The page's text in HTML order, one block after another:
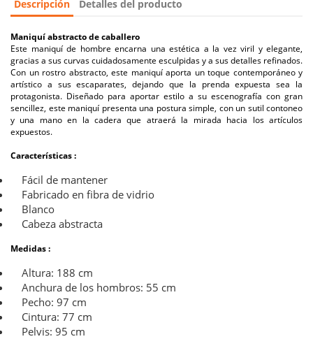
Descripción Detalles del producto
Maniquí abstracto de caballero
Este maniquí de hombre encarna una estética a la vez viril y elegante,
gracias a sus curvas cuidadosamente esculpidas y a sus detalles refinados.
Con un rostro abstracto, este maniquí aporta un toque contemporáneo y
artístico a sus escaparates, dejando que la prenda expuesta sea la
protagonista. Diseñado para aportar estilo a su escenografía con gran
sencillez, este maniquí presenta una postura simple, con un sutil contoneo
y una mano en la cadera que atraerá la mirada hacia los artículos
expuestos.
Características :
Fácil de mantener
Fabricado en fibra de vidrio
Blanco
Cabeza abstracta
Medidas :
Altura: 188 cm
Anchura de los hombros: 55 cm
Pecho: 97 cm
Cintura: 77 cm
Pelvis: 95 cm